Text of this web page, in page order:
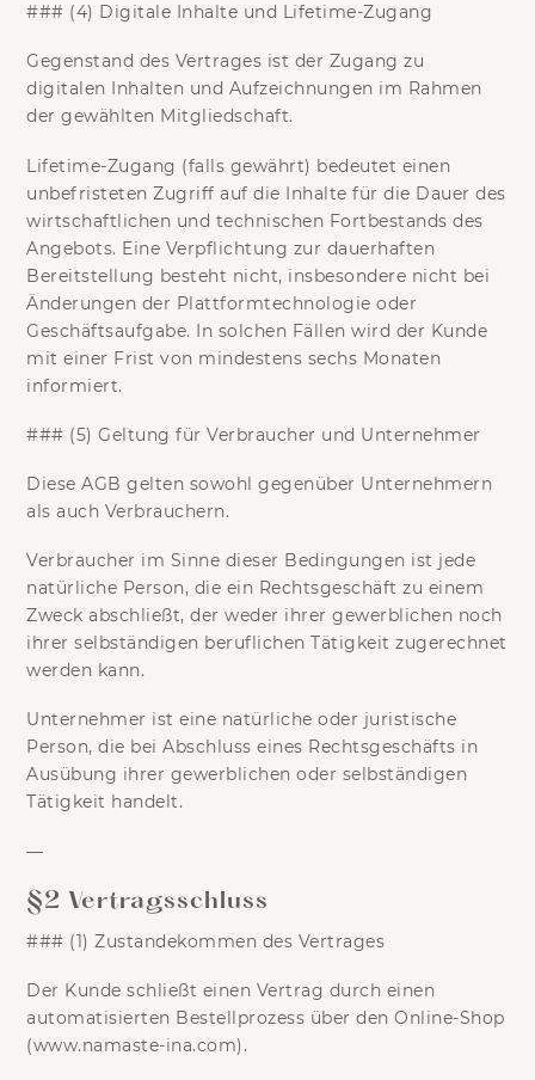
### (4) Digitale Inhalte und Lifetime-Zugang
Gegenstand des Vertrages ist der Zugang zu
digitalen Inhalten und Aufzeichnungen im Rahmen
der gewählten Mitgliedschaft.
Lifetime-Zugang (falls gewährt) bedeutet einen
unbefristeten Zugriff auf die Inhalte für die Dauer des
wirtschaftlichen und technischen Fortbestands des
Angebots. Eine Verpflichtung zur dauerhaften
Bereitstellung besteht nicht, insbesondere nicht bei
Änderungen der Plattformtechnologie oder
Geschäftsaufgabe. In solchen Fällen wird der Kunde
mit einer Frist von mindestens sechs Monaten
informiert.
### (5) Geltung für Verbraucher und Unternehmer
Diese AGB gelten sowohl gegenüber Unternehmern
als auch Verbrauchern.
Verbraucher im Sinne dieser Bedingungen ist jede
natürliche Person, die ein Rechtsgeschäft zu einem
Zweck abschließt, der weder ihrer gewerblichen noch
ihrer selbständigen beruflichen Tätigkeit zugerechnet
werden kann.
Unternehmer ist eine natürliche oder juristische
Person, die bei Abschluss eines Rechtsgeschäfts in
Ausübung ihrer gewerblichen oder selbständigen
Tätigkeit handelt.
—
§2 Vertragsschluss
### (1) Zustandekommen des Vertrages
Der Kunde schließt einen Vertrag durch einen
automatisierten Bestellprozess über den Online-Shop
(www.namaste-ina.com).